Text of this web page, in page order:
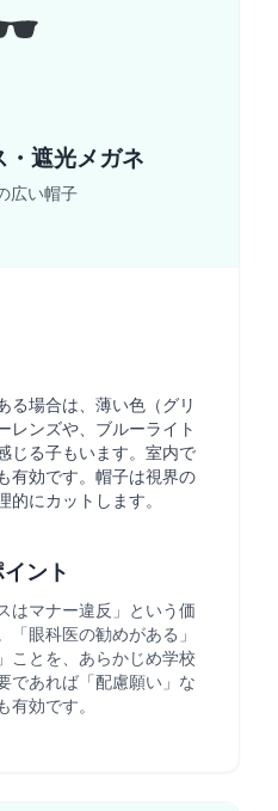
・遮光メガネ
広い帽子
る場合は、薄い色（グリ
レンズや、ブルーライト
じる子もいます。室内で
有効です。帽子は視界の
的にカットします。
ント
はマナー違反」という価
眼科医の勧めがある」
ことを、あらかじめ学校
であれば「配慮願い」な
有効です。